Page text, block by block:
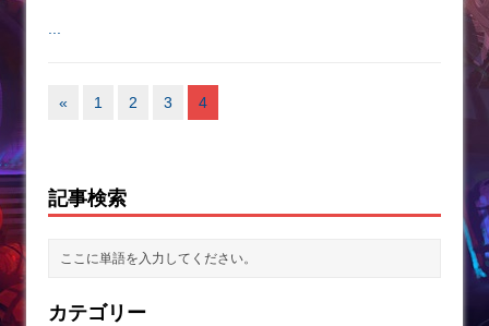
« 1 2 3 4
記事検索
カテゴリー